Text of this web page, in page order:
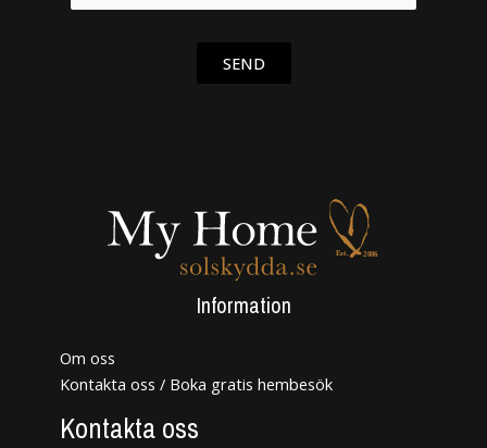
SEND
Information
Om oss
Kontakta oss / Boka gratis hembesök
Kontakta oss